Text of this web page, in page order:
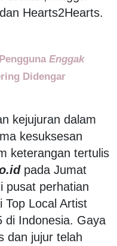
Hearts2Hearts.
Enggak
Didengar
kejujuran dalam
kesuksesan
keterangan tertulis
pada Jumat
pusat perhatian
Top Local Artist
di Indonesia. Gaya
dan jujur telah